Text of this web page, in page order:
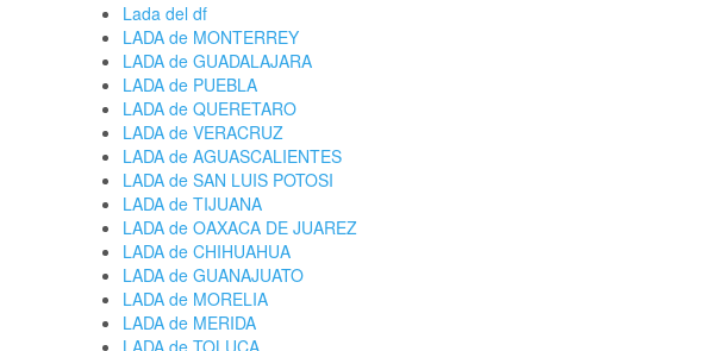
Lada del df
LADA de MONTERREY
LADA de GUADALAJARA
LADA de PUEBLA
LADA de QUERETARO
LADA de VERACRUZ
LADA de AGUASCALIENTES
LADA de SAN LUIS POTOSI
LADA de TIJUANA
LADA de OAXACA DE JUAREZ
LADA de CHIHUAHUA
LADA de GUANAJUATO
LADA de MORELIA
LADA de MERIDA